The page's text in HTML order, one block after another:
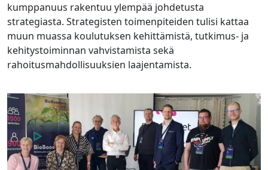
kumppanuus rakentuu ylempää johdetusta
strategiasta. Strategisten toimenpiteiden tulisi kattaa
muun muassa koulutuksen kehittämistä, tutkimus- ja
kehitystoiminnan vahvistamista sekä
rahoitusmahdollisuuksien laajentamista.